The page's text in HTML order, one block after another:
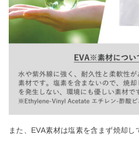
また、EVA素材は塩素を含まず焼却し